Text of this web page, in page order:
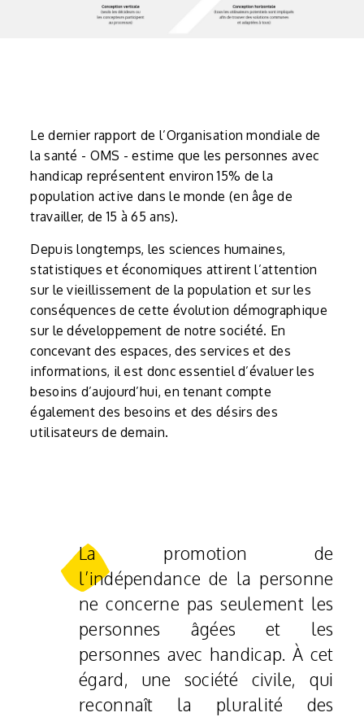
Le dernier rapport de l’Organisation mondiale de
la santé - OMS - estime que les personnes avec
handicap représentent environ 15% de la
population active dans le monde (en âge de
travailler, de 15 à 65 ans).
Depuis longtemps, les sciences humaines,
statistiques et économiques attirent l’attention
sur le vieillissement de la population et sur les
conséquences de cette évolution démographique
sur le développement de notre société. En
concevant des espaces, des services et des
informations, il est donc essentiel d’évaluer les
besoins d’aujourd’hui, en tenant compte
également des besoins et des désirs des
utilisateurs de demain.
La promotion de
l’indépendance de la personne
ne concerne pas seulement les
personnes âgées et les
personnes avec handicap. À cet
égard, une société civile, qui
reconnaît la pluralité des